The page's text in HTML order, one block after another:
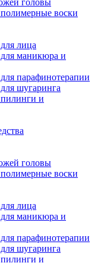
головы
воски
лица
маникюра и
парафинотерапии
шугаринга
и
головы
воски
лица
маникюра и
парафинотерапии
шугаринга
и